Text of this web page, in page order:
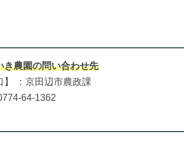
き農園の問い合わせ先
】 ：京田辺市農政課
64-1362